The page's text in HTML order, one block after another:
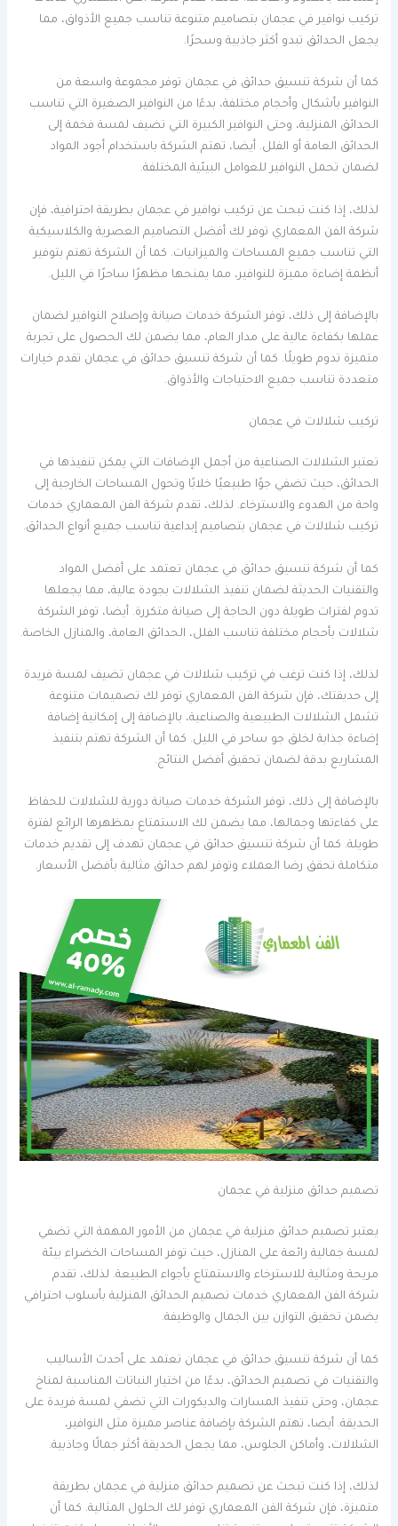
تركيب نوافير في عجمان بتصاميم متنوعة تناسب جميع الأذواق، مما
يجعل الحدائق تبدو أكثر جاذبية وسحرًا.
كما أن شركة تنسيق حدائق في عجمان توفر مجموعة واسعة من
النوافير بأشكال وأحجام مختلفة، بدءًا من النوافير الصغيرة التي تناسب
الحدائق المنزلية، وحتى النوافير الكبيرة التي تضيف لمسة فخمة إلى
الحدائق العامة أو الفلل. أيضا، تهتم الشركة باستخدام أجود المواد
لضمان تحمل النوافير للعوامل البيئية المختلفة.
لذلك، إذا كنت تبحث عن تركيب نوافير في عجمان بطريقة احترافية، فإن
شركة الفن المعماري توفر لك أفضل التصاميم العصرية والكلاسيكية
التي تناسب جميع المساحات والميزانيات. كما أن الشركة تهتم بتوفير
أنظمة إضاءة مميزة للنوافير، مما يمنحها مظهرًا ساحرًا في الليل.
بالإضافة إلى ذلك، توفر الشركة خدمات صيانة وإصلاح النوافير لضمان
عملها بكفاءة عالية على مدار العام، مما يضمن لك الحصول على تجربة
متميزة تدوم طويلًا. كما أن شركة تنسيق حدائق في عجمان تقدم خيارات
متعددة تناسب جميع الاحتياجات والأذواق.
تركيب شلالات في عجمان
تعتبر الشلالات الصناعية من أجمل الإضافات التي يمكن تنفيذها في
الحدائق، حيث تضفي جوًا طبيعيًا خلابًا وتحول المساحات الخارجية إلى
واحة من الهدوء والاسترخاء. لذلك، تقدم شركة الفن المعماري خدمات
تركيب شلالات في عجمان بتصاميم إبداعية تناسب جميع أنواع الحدائق.
كما أن شركة تنسيق حدائق في عجمان تعتمد على أفضل المواد
والتقنيات الحديثة لضمان تنفيذ الشلالات بجودة عالية، مما يجعلها
تدوم لفترات طويلة دون الحاجة إلى صيانة متكررة. أيضا، توفر الشركة
شلالات بأحجام مختلفة تناسب الفلل، الحدائق العامة، والمنازل الخاصة.
لذلك، إذا كنت ترغب في تركيب شلالات في عجمان تضيف لمسة فريدة
إلى حديقتك، فإن شركة الفن المعماري توفر لك تصميمات متنوعة
تشمل الشلالات الطبيعية والصناعية، بالإضافة إلى إمكانية إضافة
إضاءة جذابة لخلق جو ساحر في الليل. كما أن الشركة تهتم بتنفيذ
المشاريع بدقة لضمان تحقيق أفضل النتائج.
بالإضافة إلى ذلك، توفر الشركة خدمات صيانة دورية للشلالات للحفاظ
على كفاءتها وجمالها، مما يضمن لك الاستمتاع بمظهرها الرائع لفترة
طويلة. كما أن شركة تنسيق حدائق في عجمان تهدف إلى تقديم خدمات
متكاملة تحقق رضا العملاء وتوفر لهم حدائق مثالية بأفضل الأسعار.
تصميم حدائق منزلية في عجمان
يعتبر تصميم حدائق منزلية في عجمان من الأمور المهمة التي تضفي
لمسة جمالية رائعة على المنازل، حيث توفر المساحات الخضراء بيئة
مريحة ومثالية للاسترخاء والاستمتاع بأجواء الطبيعة. لذلك، تقدم
شركة الفن المعماري خدمات تصميم الحدائق المنزلية بأسلوب احترافي
يضمن تحقيق التوازن بين الجمال والوظيفة.
كما أن شركة تنسيق حدائق في عجمان تعتمد على أحدث الأساليب
والتقنيات في تصميم الحدائق، بدءًا من اختيار النباتات المناسبة لمناخ
عجمان، وحتى تنفيذ المسارات والديكورات التي تضفي لمسة فريدة على
الحديقة. أيضا، تهتم الشركة بإضافة عناصر مميزة مثل النوافير،
الشلالات، وأماكن الجلوس، مما يجعل الحديقة أكثر جمالًا وجاذبية.
لذلك، إذا كنت تبحث عن تصميم حدائق منزلية في عجمان بطريقة
متميزة، فإن شركة الفن المعماري توفر لك الحلول المثالية. كما أن